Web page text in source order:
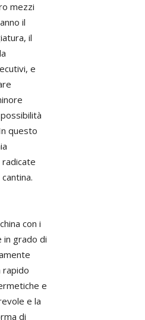
mezzi
il
il
e
questo
con i
in grado di
rapido
e
e la
di